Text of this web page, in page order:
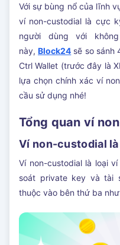
Với sự bùng nổ của lĩnh
ví non-custodial là cực
người dùng với
này,Block24 sẽ so sánh
Ctrl Wallet (trước đây là
lựa chọn chính xác ví
cầu sử dụng nhé!
Tổng quan ví
Ví non-custodial là
Ví non-custodial là loại
soát private key và tài
thuộc vào bên thứ ba